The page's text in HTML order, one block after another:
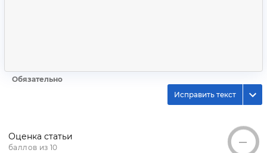
Обязательно
Исправить текст
Оценка статьи
баллов из 10
—